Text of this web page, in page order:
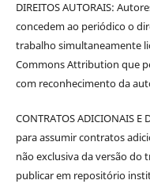
DIREITOS AUTORAIS:
concedem ao periódico o
trabalho simultaneamente
Commons Attribution que
com reconhecimento da
CONTRATOS ADICIONAIS
para assumir contratos
não exclusiva da versão do
publicar em repositório